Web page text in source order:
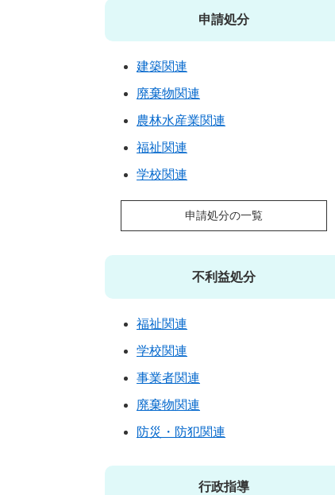
申請処分
建築関連
廃棄物関連
農林水産業関連
福祉関連
学校関連
申請処分の一覧
不利益処分
福祉関連
学校関連
事業者関連
廃棄物関連
防災・防犯関連
行政指導